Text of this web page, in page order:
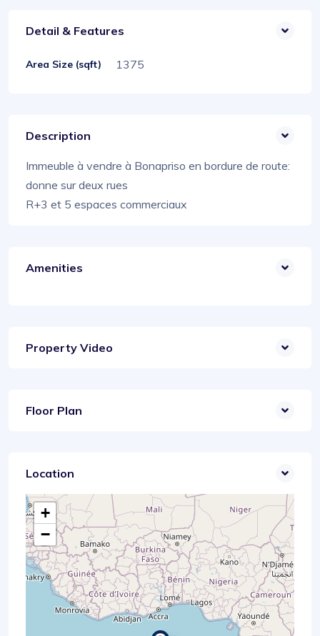
Detail & Features
Area Size (sqft) 1375
Description
Immeuble à vendre à Bonapriso en bordure de route:
donne sur deux rues
R+3 et 5 espaces commerciaux
Amenities
Property Video
Floor Plan
Location
+
−